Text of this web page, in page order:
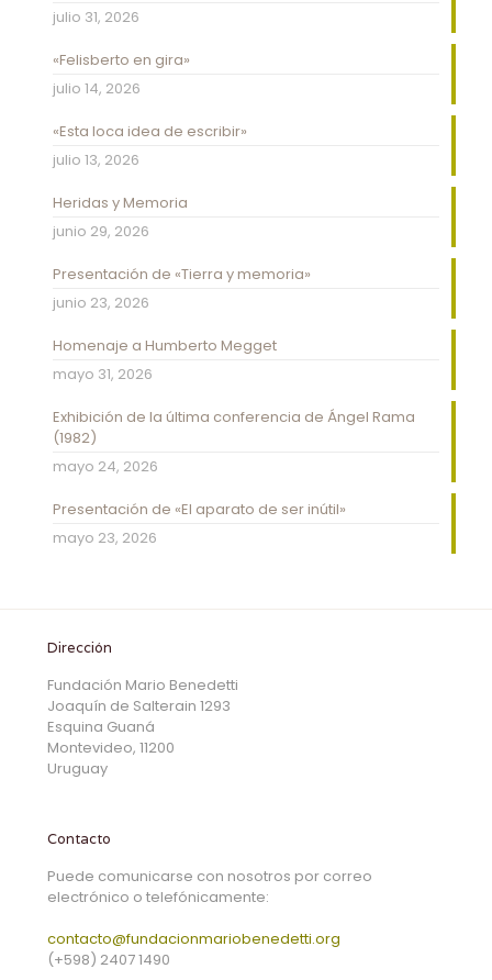
julio 31, 2026
«Felisberto en gira»
julio 14, 2026
«Esta loca idea de escribir»
julio 13, 2026
Heridas y Memoria
junio 29, 2026
Presentación de «Tierra y memoria»
junio 23, 2026
Homenaje a Humberto Megget
mayo 31, 2026
Exhibición de la última conferencia de Ángel Rama
(1982)
mayo 24, 2026
Presentación de «El aparato de ser inútil»
mayo 23, 2026
Dirección
Fundación Mario Benedetti
Joaquín de Salterain 1293
Esquina Guaná
Montevideo, 11200
Uruguay
Contacto
Puede comunicarse con nosotros por correo
electrónico o telefónicamente:
contacto@fundacionmariobenedetti.org
(+598) 2407 1490